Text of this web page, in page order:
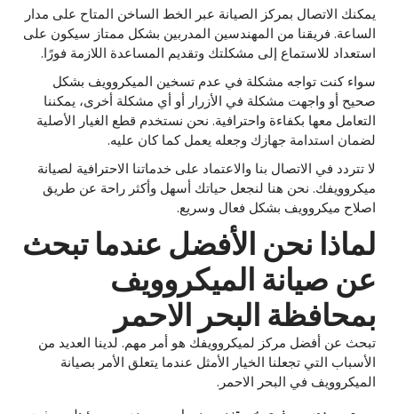
يمكنك الاتصال بمركز الصيانة عبر الخط الساخن المتاح على مدار
الساعة. فريقنا من المهندسين المدربين بشكل ممتاز سيكون على
استعداد للاستماع إلى مشكلتك وتقديم المساعدة اللازمة فورًا.
سواء كنت تواجه مشكلة في عدم تسخين الميكروويف بشكل
صحيح أو واجهت مشكلة في الأزرار أو أي مشكلة أخرى، يمكننا
التعامل معها بكفاءة واحترافية. نحن نستخدم قطع الغيار الأصلية
لضمان استدامة جهازك وجعله يعمل كما كان عليه.
لا تتردد في الاتصال بنا والاعتماد على خدماتنا الاحترافية لصيانة
ميكروويفك. نحن هنا لنجعل حياتك أسهل وأكثر راحة عن طريق
اصلاح ميكروويف بشكل فعال وسريع.
لماذا نحن الأفضل عندما تبحث
عن صيانة الميكروويف
بمحافظة البحر الاحمر
تبحث عن أفضل مركز لميكروويفك هو أمر مهم. لدينا العديد من
الأسباب التي تجعلنا الخيار الأمثل عندما يتعلق الأمر بصيانة
الميكروويف في البحر الاحمر.